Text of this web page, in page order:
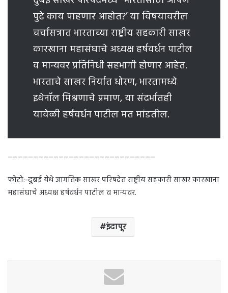
पुढे काय पाहणार आहोत?’ या विषयावरील
चर्चासत्रात भारताच्या राष्ट्रीय सहकारी साखर
कारखाना महासंघाचे अध्यक्ष हर्षवर्धन पाटील
व मान्यवर प्रतिनिधी सहभागी होणार आहेत.
भारताचे साखर निर्यात धोरण, भारतामध्ये
इथेनॉल मिश्रणाचे प्रमाण, या संदर्भातही
यावेळी हर्षवर्धन पाटील मत मांडतील.
_____________________________
फोटो:-दुबई येथे जागतिक साखर परिषदेत राष्ट्रीय सहकारी साखर कारखाना
महासंघाचे अध्यक्ष हर्षवर्धन पाटील व मान्यवर.
इंदापूर